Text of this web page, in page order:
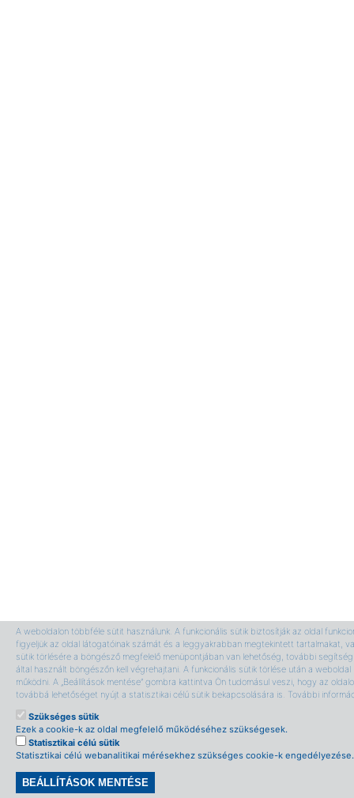
A weboldalon többféle sütit használunk. A funkcionális sütik biztosítják az oldal
figyeljük az oldal látogatóinak számát és a leggyakrabban megtekintett tartalmakat,
sütik törlésére a böngésző megfelelő menüpontjában van lehetőség, további
által használt böngészőn kell végrehajtani. A funkcionális sütik törlése után a
működni. A „Beállítások mentése” gombra kattintva Ön tudomásul veszi, hogy az
továbbá lehetőséget nyújt a statisztikai célú sütik bekapcsolására is. További
Szükséges sütik
Ezek a cookie-k az oldal megfelelő működéséhez szükségesek.
Statisztikai célú sütik
Statisztikai célú webanalitikai mérésekhez szükséges cookie-k engedélyezése.
BEÁLLÍTÁSOK MENTÉSE